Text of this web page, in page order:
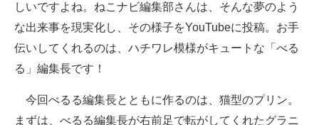
しいですよね。ねこナビ編集部さんは、そんな夢のよう
な出来事を現実化し、その様子をYouTubeに投稿。お手
伝いしてくれるのは、ハチワレ模様がキュートな「べる
る」編集長です！
今回べるる編集長とともに作るのは、猫型のプリン。
まずは、べるる編集長が右前足で転がしてくれたグラニ